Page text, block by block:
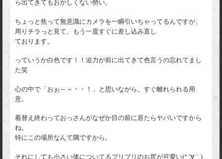
ら出てきてもおかしくない勢い。
ちょっと焦って無意識にカメラを一瞬引いちゃってるんですが、
周りチラっと見て、もう一度すぐに差し込み直し
ております。
っていうか白色です！！迫力が前に出てきて色言うの忘れてまし
た笑
心の中で「おぉ～～・・！」と思いながら、すぐ離れられる用
意。
着替え終わっておっさんがなぜか目の前に居たらヤバいですから
ね。
特にこの場所なんて隅ですから。
それにしても小さい体についてるプリプリのお尻が可愛い(* ´∀｀)